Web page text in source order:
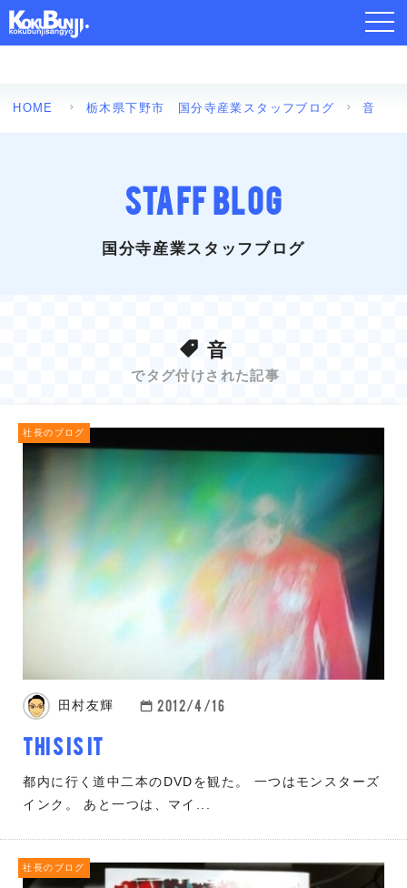
HOME 栃木県下野市 国分寺産業スタッフブログ 音
STAFF BLOG
国分寺産業スタッフブログ
音
でタグ付けされた記事
社長のブログ
田村友輝 2012/4/16
THIS IS IT
都内に行く道中二本のDVDを観た。 一つはモンスターズ
インク。 あと一つは、マイ...
社長のブログ